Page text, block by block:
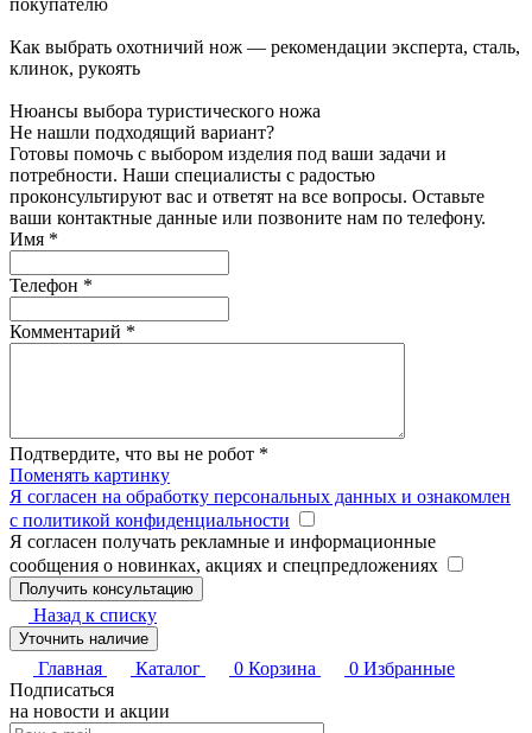
покупателю
Как выбрать охотничий нож — рекомендации эксперта, сталь,
клинок, рукоять
Нюансы выбора туристического ножа
Не нашли подходящий вариант?
Готовы помочь с выбором изделия под ваши задачи и
потребности. Наши специалисты с радостью
проконсультируют вас и ответят на все вопросы. Оставьте
ваши контактные данные или позвоните нам по телефону.
Имя *
Телефон *
Комментарий *
Подтвердите, что вы не робот *
Поменять картинку
Я согласен на обработку персональных данных и ознакомлен
с политикой конфиденциальности
Я согласен получать рекламные и информационные
сообщения о новинках, акциях и спецпредложениях
Назад к списку
Уточнить наличие
Главная Каталог 0 Корзина 0 Избранные
Подписаться
на новости и акции